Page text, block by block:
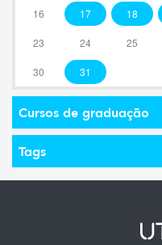
16 17 18
23 24 25
30 31
Cursos de graduação
Tags